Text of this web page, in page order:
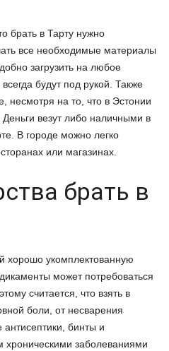
брать в Тарту нужно
все необходимые материалы
загрузить на любое
будут под рукой. Также
несмотря на то, что в Эстонии
везут либо наличными в
В городе можно легко
или магазинах.
брать в
хорошо укомплектованную
может потребоваться
считается, что взять в
боли, от несварения
бинты и
заболеваниями